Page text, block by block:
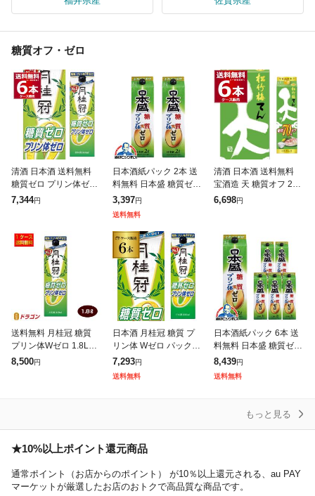
糖質オフ・ゼロ
清酒 日本酒 送料無料
糖質ゼロ プリン体ゼロ
月桂冠 糖質 プリン体W
7,344円
日本酒紙パック 2本 送
料無料 日本盛 糖質ゼロ
プリン体ゼロ 2000ml×
2本(002) 『FSH』
3,397円
送料無料
清酒 日本酒 送料無料
宝酒造 天 糖質オフ 200
0ml×6本(1ケース)[送料
6,698円
送料無料 月桂冠 糖質
プリン体Wゼロ 1.8Lパ
ック×6本 1ケース 1800
8,500円
日本酒 月桂冠 糖質 プ
リン体 Wゼロ パック 1.
8L 6本 清酒 1800ml KO
B
7,293円
送料無料
日本酒紙パック 6本 送
料無料 日本盛 糖質ゼロ
プリン体ゼロ 2000ml×
1ケース/6本(006) 『FS
8,439円
送料無料
もっと見る
★10%以上ポイント還元商品
通常ポイント（お店からのポイント） が10％以上還元される、au PAY
マーケットが厳選したお店のおトクで高品質な商品です。